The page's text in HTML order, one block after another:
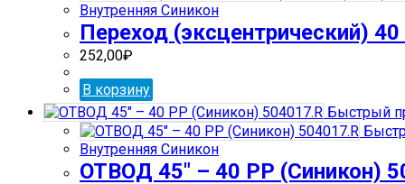
Внутренняя Синикон
Переход (эксцентрический)
252,00₽
В корзину
Быстрый
Внутренняя Синикон
ОТВОД 45″ – 40 РР (Синикон)